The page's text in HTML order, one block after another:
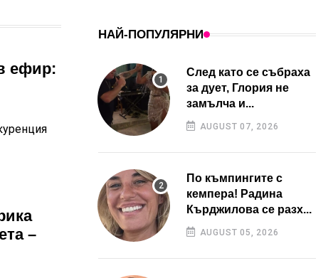
ефир:
–
НАЙ-ПОПУЛЯРНИ
След като се събраха
за дует, Глория не
замълча и...
AUGUST 07, 2026
По къмпингите с
кемпера! Радина
Кърджилова се разх...
AUGUST 05, 2026